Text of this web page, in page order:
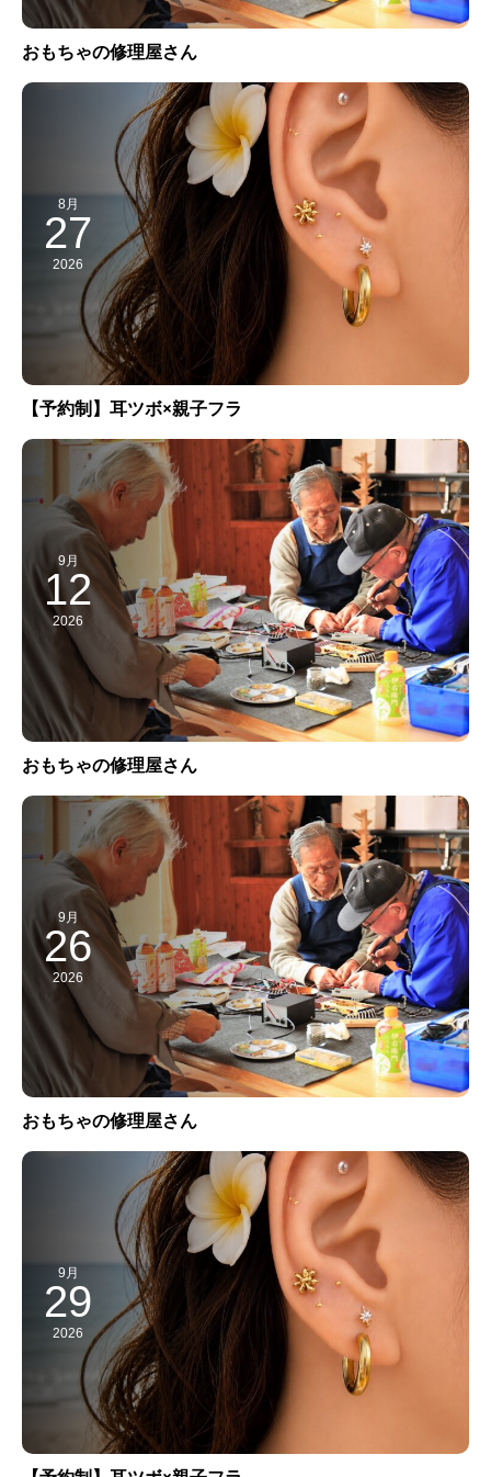
おもちゃの修理屋さん
8月
27
2026
【予約制】耳ツボ×親子フラ
9月
12
2026
おもちゃの修理屋さん
9月
26
2026
おもちゃの修理屋さん
9月
29
2026